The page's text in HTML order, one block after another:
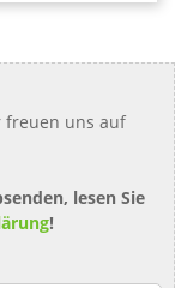
freuen uns auf
lesen Sie
!